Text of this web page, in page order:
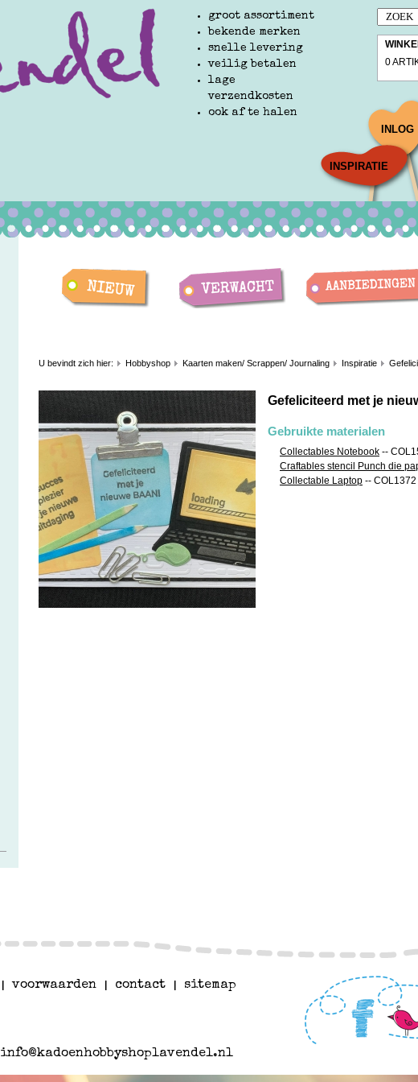
groot assortiment
bekende merken
snelle levering
veilig betalen
lage
verzendkosten
ook af te halen
0
INSPIRATIE
INLOG
U bevindt zich hier: Hobbyshop Kaarten maken/ Scrappen/ Journaling Inspiratie
Gefeliciteerd met je
Gebruikte materialen
Collectables Notebook --
Craftables stencil Punch die
Collectable Laptop -- COL1372
voorwaarden contact sitemap
info@kadoenhobbyshoplavendel.nl